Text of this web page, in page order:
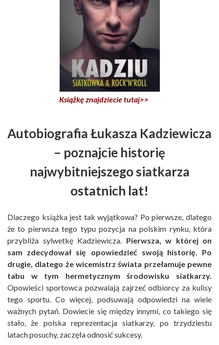
Książkę znajdziecie tutaj>>
Autobiografia Łukasza Kadziewicza
– poznajcie historię
najwybitniejszego siatkarza
ostatnich lat!
Dlaczego książka jest tak wyjątkowa? Po pierwsze, dlatego
że to pierwsza tego typu pozycja na polskim rynku, która
przybliża sylwetkę Kadziewicza. Pierwsza, w której on
sam zdecydował się opowiedzieć swoją historię. Po
drugie, dlatego że wicemistrz świata przełamuje pewne
tabu w tym hermetycznym środowisku siatkarzy.
Opowieści sportowca pozwalają zajrzeć odbiorcy za kulisy
tego sportu. Co więcej, podsuwają odpowiedzi na wiele
ważnych pytań. Dowiecie się między innymi, co takiego się
stało, że polska reprezentacja siatkarzy, po trzydziestu
latach posuchy, zaczęła odnosić sukcesy.